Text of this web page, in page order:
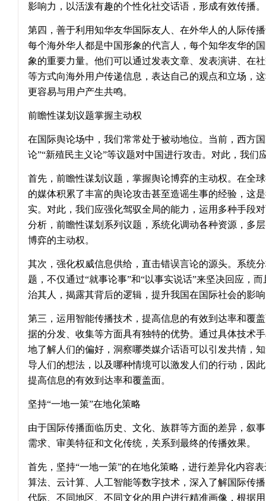
影响力，以活泼有趣的个性化社交话语，形成有效传播。
第四，善于利用知华友华国际友人、在外华人的人际传
每个海外华人都是中国形象的代言人，每个知华友华的
象的重要力量。他们可以通过发表文章、发表演讲、在
等方式向海外用户传递信息，表达自己的观点和立场，
更容易与用户产生共鸣。
前瞻性谋划议题掌握主动权
在国际舆论场中，我们常常处于被动地位。当前，西方
论”“新殖民主义论”等议题对中国进行攻击。对此，我们
首先，前瞻性谋划议题，掌握舆论博弈的主动权。在全
的媒体积累了丰富的舆论攻击甚至造谣生事的经验，这
实。对此，我们应强化驾驭全局的能力，运用多种手段
分析，前瞻性谋划系列议题，系统化调动各种资源，多
博弈的主动权。
其次，强化权威信息供给，直击错误言论的源头。系统
题，不仅通过“就事论事”和“以事实说话”来坚决回应，
治其人，揭露其背后的逻辑，提升我国在国际社会的影
第三，运用智能传播技术，提高信息的有效到达率和覆
据的分发、收集等方面具有独特的优势。通过具体技术
地了解人们的偏好，洞察哪类媒介话语可以引发共情，
导人们的想法，以及哪种情境可以激发人们的行动，因
提高信息的有效到达率和覆盖面。
坚持“一地一策”在地化策略
由于国际传播面临历史、文化、族群等方面的差异，叙
需求、审美特征和文化传统，关系到最终的传播效果。
首先，坚持“一地一策”的在地化策略，进行差异化内容
算法、云计算、人工智能等数字技术，深入了解国际传
代际、不同地区、不同文化的用户进行精准画像，根据